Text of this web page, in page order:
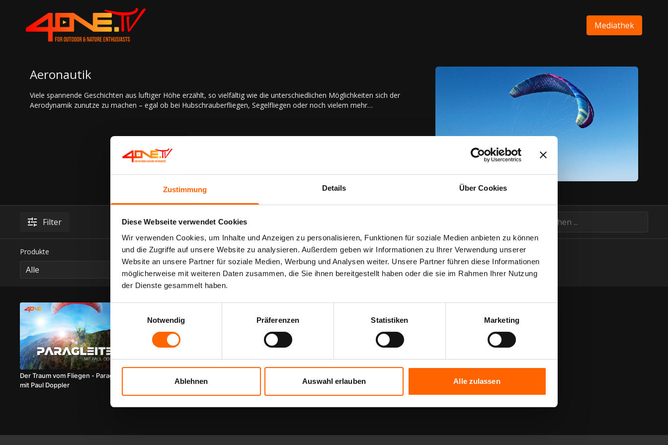
Zustimmung Details Über Cookies
Diese Webseite verwendet Cookies
Wir verwenden Cookies, um Inhalte und Anzeigen zu personalisieren, Funktionen für soziale Medien anbieten zu können
und die Zugriffe auf unsere Website zu analysieren. Außerdem geben wir Informationen zu Ihrer Verwendung unserer
Website an unsere Partner für soziale Medien, Werbung und Analysen weiter. Unsere Partner führen diese Informationen
möglicherweise mit weiteren Daten zusammen, die Sie ihnen bereitgestellt haben oder die sie im Rahmen Ihrer Nutzung
der Dienste gesammelt haben.
Notwendig
Präferenzen Statistiken Marketing
Ablehnen Auswahl erlauben Alle zulassen
Mediathek
Aeronautik
Viele spannende Geschichten aus luftiger Höhe erzählt, so vielfältig wie die unterschiedlichen Möglichkeiten sich der
Aerodynamik zunutze zu machen – egal ob bei Hubschrauberfliegen, Segelfliegen oder noch vielem mehr…
Filter
Produkte
19:51
Der Traum vom Fliegen - Paragleiten
mit Paul Doppler